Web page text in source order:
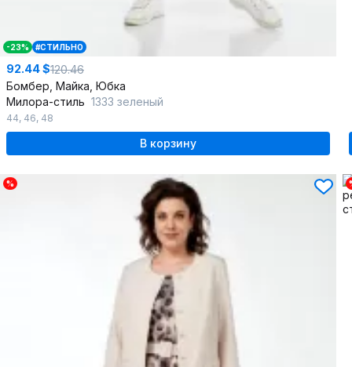
-23% #СТИЛЬНО
92.44 $120.46
Бомбер, Майка, Юбка
Милора-стиль 1333 зеленый
44, 46, 48
В корзину
%